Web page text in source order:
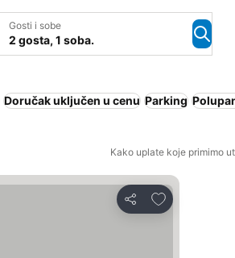
Gosti i sobe
2 gosta, 1 soba.
Doručak uključen u cenu Parking
Kako uplate koje primimo
Deli
Dodati u